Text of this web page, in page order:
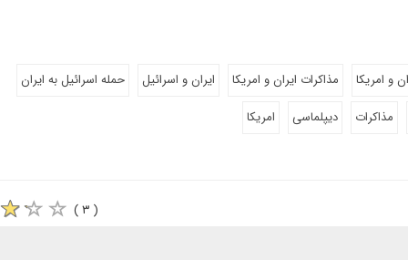
و امریکا مذاکرات ایران و امریکا ایران و اسرائیل
حمله اسرائیل به ایران
مذاکرات
دیپلماسی امریکا
( ۳ )